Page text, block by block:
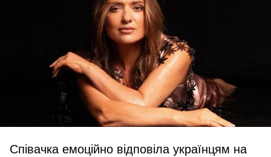
Співачка емоційно відповіла українцям на